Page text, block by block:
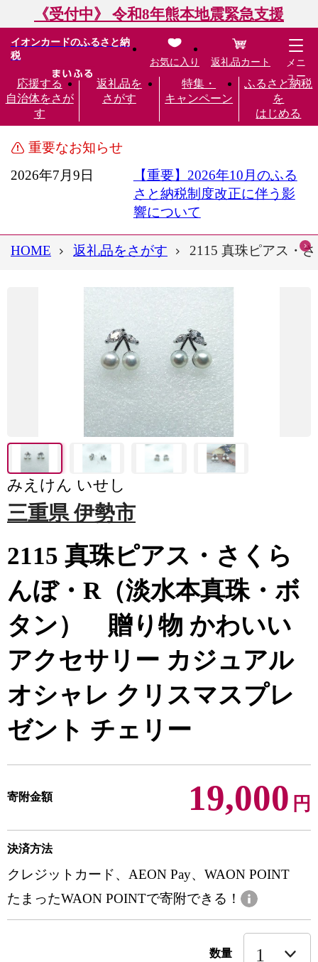
《受付中》 令和8年熊本地震緊急支援
イオンカードのふるさと納
税
応援する
自治体をさが
す
返礼品を
さがす
特集・
キャンペーン
ふるさと納税
を
はじめる
お気に入り 返礼品カート
メニ
ュー
重要なお知らせ
2026年7月9日
【重要】2026年10月のふる
さと納税制度改正に伴う影
響について
HOME 返礼品をさがす 2115 真珠ピアス・
みえけん いせし
三重県 伊勢市
2115 真珠ピアス・さくら
んぼ・R（淡水本真珠・ボ
タン） 贈り物 かわいい
アクセサリー カジュアル
オシャレ クリスマスプレ
ゼント チェリー
寄附金額 19,000 円
決済方法
クレジットカード、AEON Pay、WAON POINT
たまったWAON POINTで寄附できる！
数量